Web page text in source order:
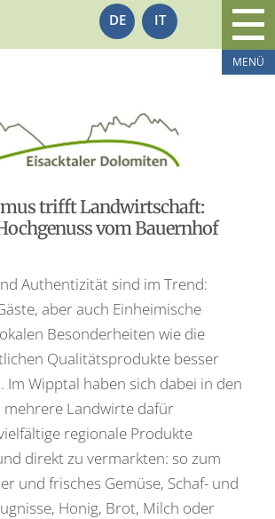
DE IT
trifft Landwirtschaft:
vom Bauernhof
Authentizität sind im Trend:
aber auch Einheimische
Besonderheiten wie die
Qualitätsprodukte besser
Im Wipptal haben sich dabei in den
mehrere Landwirte dafür
regionale Produkte
direkt zu vermarkten: so zum
und frisches Gemüse, Schaf- und
Honig, Brot, Milch oder